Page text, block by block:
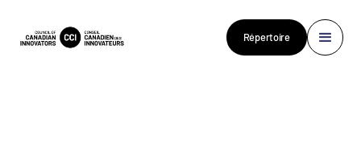
Répertoire